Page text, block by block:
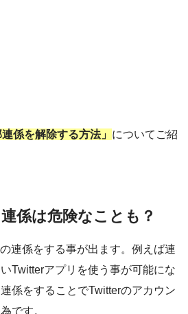
係を解除する方法」 についてご紹
係は危険なことも？
連係をする事が出ます。例えば連
Twitterアプリを使う事が可能にな
係をすることでTwitterのアカウン
です。